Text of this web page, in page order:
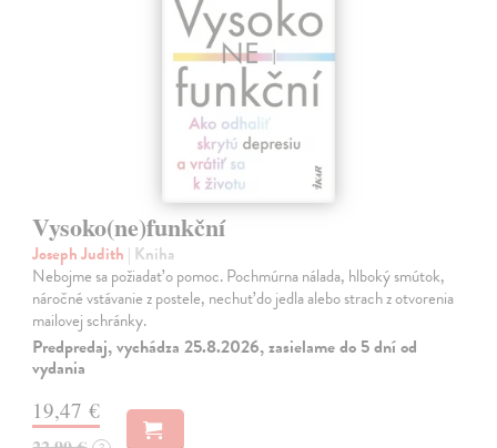
Vysoko(ne)funkční
Joseph Judith | Kniha
Nebojme sa požiadať o pomoc. Pochmúrna nálada, hlboký smútok,
náročné vstávanie z postele, nechuť do jedla alebo strach z otvorenia
mailovej schránky.
Predpredaj, vychádza 25.8.2026, zasielame do 5 dní od
vydania
19,47 €